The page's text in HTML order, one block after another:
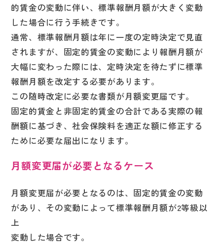
的賃金の変動に伴い、標準報酬月額が大きく変動
した場合に行う手続きです。
通常、標準報酬月額は年に一度の定時決定で見直
されますが、固定的賃金の変動により報酬月額が
大幅に変わった際には、定時決定を待たずに標準
報酬月額を改定する必要があります。
この随時改定に必要な書類が月額変更届です。
固定的賃金と非固定的賃金の合計である実際の報
酬額に基づき、社会保険料を適正な額に修正する
ために必要な届出になります。
月額変更届が必要となるケース
月額変更届が必要となるのは、固定的賃金の変動
があり、その変動によって標準報酬月額が2等級以
上
変動した場合です。